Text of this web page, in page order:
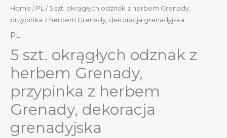
Home / PL / 5 szt. okrągłych odznak z herbem Grenady,
przypinka z herbem Grenady, dekoracja grenadyjska
PL
5 szt. okrągłych odznak z
herbem Grenady,
przypinka z herbem
Grenady, dekoracja
grenadyjska